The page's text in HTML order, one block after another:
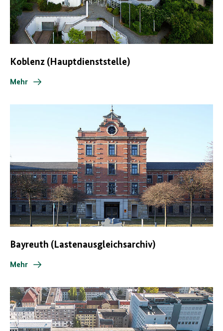
Koblenz (Hauptdienststelle)
Mehr
Bayreuth (Lastenausgleichsarchiv)
Mehr